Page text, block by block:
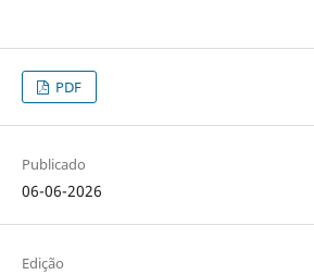
PDF
Publicado
06-06-2026
Edição